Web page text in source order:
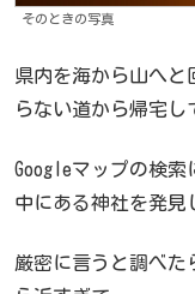
そのときの写真
県内を海から山へと
らない道から帰宅し
Googleマップの検
中にある神社を発見
厳密に言うと調べた